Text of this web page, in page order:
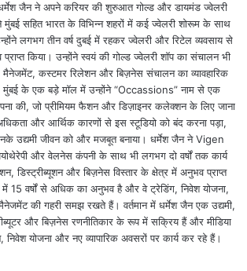
यादव और वरुण चक्रवर्ती 2-2 विकेट
शमी को एक एक सफलता मिली l
के बीच चैंपियंस ट्रॉफी के फाइनल मुकाबले
जारी हैl
पहले बल्लेबाजी का फैसला लिया हैl उसके
रवींद्र, विल यंग ने न्यूजीलैंड के लिए मजबूत
धर्मेश जैन ने अपने करियर की शुरुआत गोल्ड और डायमंड ज्वेलरी
मुंबई सहित भारत के विभिन्न शहरों में कई ज्वेलरी शोरूम के साथ
लगभग तीन वर्ष दुबई में रहकर ज्वेलरी और रिटेल व्यवसाय से
किया। उन्होंने स्वयं की गोल्ड ज्वेलरी शॉप का संचालन भी
मैनेजमेंट, कस्टमर रिलेशन और बिज़नेस संचालन का व्यावहारिक
मुंबई के एक बड़े मॉल में उन्होंने “Occassions” नाम से एक
की, जो प्रीमियम फैशन और डिज़ाइनर कलेक्शन के लिए जाना
और आर्थिक कारणों से इस स्टूडियो को बंद करना पड़ा,
उद्यमी जीवन को और मजबूत बनाया। धर्मेश जैन ने Vigen
और वेलनेस कंपनी के साथ भी लगभग दो वर्षों तक कार्य
डिस्ट्रीब्यूशन और बिज़नेस विस्तार के क्षेत्र में अनुभव प्राप्त
में 15 वर्षों से अधिक का अनुभव है और वे ट्रेडिंग, निवेश योजना,
की गहरी समझ रखते हैं। वर्तमान में धर्मेश जैन एक उद्यमी,
और बिज़नेस रणनीतिकार के रूप में सक्रिय हैं और मीडिया
निवेश योजना और नए व्यापारिक अवसरों पर कार्य कर रहे हैं।